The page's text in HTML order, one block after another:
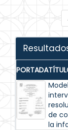
PORTADA
de
la